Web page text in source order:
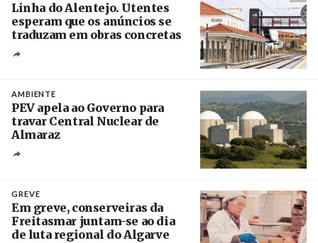
Linha do Alentejo. Utentes
esperam que os anúncios se
traduzam em obras concretas
AMBIENTE
PEV apela ao Governo para
travar Central Nuclear de
Almaraz
GREVE
Em greve, conserveiras da
Freitasmar juntam-se ao dia
de luta regional do Algarve